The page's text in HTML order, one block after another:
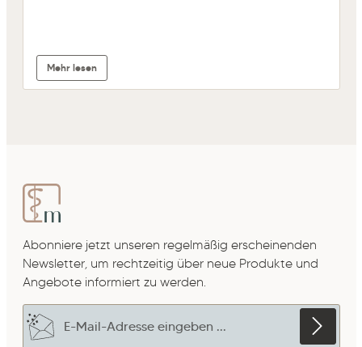
Mehr lesen
Abonniere jetzt unseren regelmäßig erscheinenden
Newsletter, um rechtzeitig über neue Produkte und
Angebote informiert zu werden.
E-Mail-Adresse*